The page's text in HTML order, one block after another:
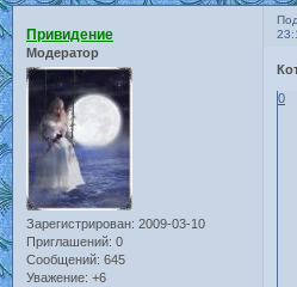
Привидение
Модератор
Зарегистрирован: 2009-03-10
Приглашений: 0
Сообщений: 645
Уважение: +6
0